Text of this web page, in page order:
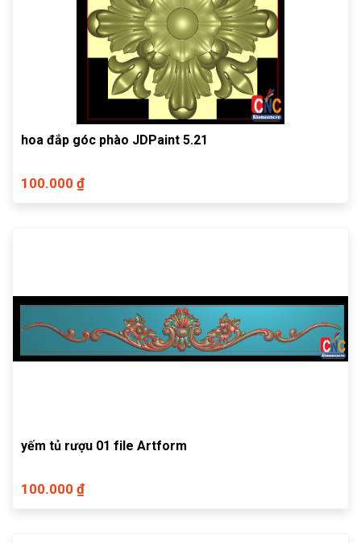
hoa đắp góc phào JDPaint 5.21
100.000 ₫
yếm tủ rượu 01 file Artform
100.000 ₫